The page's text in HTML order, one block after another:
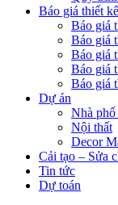
Báo giá thiết kế
Báo giá
Báo giá
Báo giá
Báo giá
Báo giá
Dự án
Nhà
Nội thất
Decor
Cải tạo – Sửa
Tin tức
Dự toán